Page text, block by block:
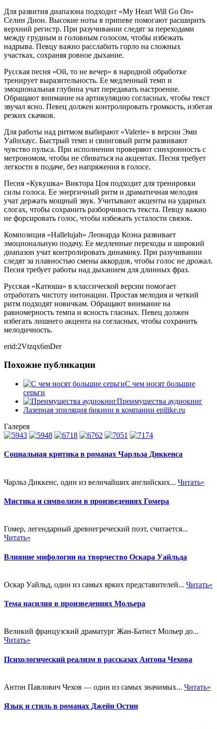
Для развития диапазона подходит «My Heart Will Go On»
Селин Дион. Высокие ноты в припеве помогают расширить
верхний регистр. При разучивании следят за переходами
между грудным и головным голосом, чтобы избежать
надрыва. Певцу важно расслабить горло на сложных
участках, сохраняя ровное дыхание.
Русская песня «Ой, то не вечер» в народной обработке
тренирует выразительность. Ее медленный темп и
эмоциональная глубина учат передавать настроение.
Обращают внимание на артикуляцию согласных, чтобы текст
звучал ясно. Певец должен контролировать громкость, избегая
резких скачков.
Для работы над ритмом выбирают «Valerie» в версии Эми
Уайнхаус. Быстрый темп и свинговый ритм развивают
чувство пульса. При исполнении проверяют синхронность с
метрономом, чтобы не сбиваться на акцентах. Песня требует
легкости в подаче, без напряжения в голосе.
Песня «Кукушка» Виктора Цоя подходит для тренировки
силы голоса. Ее энергичный ритм и драматичная мелодия
учат держать мощный звук. Учитывают акценты на ударных
слогах, чтобы сохранить разборчивость текста. Певцу важно
не форсировать голос, чтобы избежать усталости связок.
Композиция «Hallelujah» Леонарда Коэна развивает
эмоциональную подачу. Ее медленные переходы и широкий
диапазон учат контролировать динамику. При разучивании
следят за плавностью смены аккордов, чтобы голос не дрожал.
Песня требует работы над дыханием для длинных фраз.
Русская «Катюша» в классической версии помогает
отработать чистоту интонации. Простая мелодия и четкий
ритм подходят новичкам. Обращают внимание на
равномерность темпа и ясность гласных. Певец должен
избегать лишнего акцента на согласных, чтобы сохранить
мелодичность.
erid:2Vtzqx6mDer
Похожие публикации
С чем носят большие
серьги
Преимущества аудиокниг
Лазерная эпиляция бикини в компании epilike.ru
Галерея
Социальная критика в романах Чарльза Диккенса
Чарльз Диккенс, один из величайших английских... Читать»
Мистика и символизм в произведениях Гомера
Гомер, легендарный древнегреческий поэт, считается...
Читать»
Влияние мифологии на творчество Оскара Уайльда
Оскар Уайльд, один из самых ярких представителей... Читать»
Тема насилия в произведениях Мольера
Великий французский драматург Жан-Батист Мольер до...
Читать»
Психологический реализм в рассказах Антона Чехова
Антон Павлович Чехов — один из самых значимых... Читать»
Язык и стиль в романах Джейн Остин